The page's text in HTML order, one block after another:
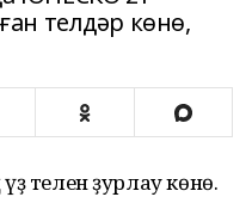
телдәр көнө,
телен ҙурлау көнө.